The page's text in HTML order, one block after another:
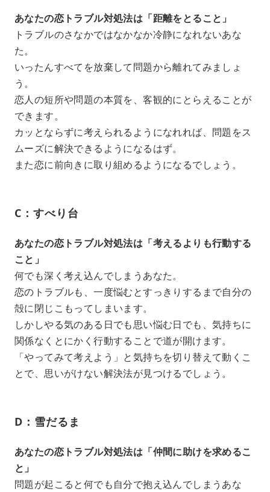
あなたの恋トラブル対処法は「距離をとること」
トラブルのさなかではなかなか冷静になれないあな
た。
いったんすべてを放棄して問題から離れてみましょ
う。
恋人の短所や問題の本質を、客観的にとらえることが
できます。
カッとならずに考えられるようになれれば、問題をス
ムーズに解決できるようになるはず。
また恋に前向きに取り組めるようになるでしょう。
C：すべり台
あなたの恋トラブル対処法は「考えるよりも行動する
こと」
何でも深く考え込んでしまうあなた。
恋のトラブルも、一度悩むとすっきりするまで自分の
殻に閉じこもってしまいます。
しかしやる気のある日でも思い悩む日でも、気持ちに
関係なくとにかく行動することで道が開けます。
「やってみて考えよう」と気持ちを切り替えて動くこ
とで、思いがけない解決法が見つけるでしょう。
D：雪だるま
あなたの恋トラブル対処法は「仲間に助けを求めるこ
と」
問題が起こると何でも自分で抱え込んでしまうあな